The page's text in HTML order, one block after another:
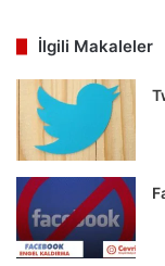
İlgili Makaleler